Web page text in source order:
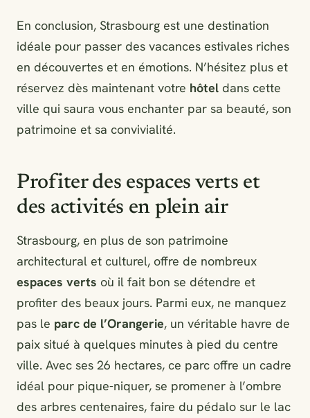
En conclusion, Strasbourg est une destination
idéale pour passer des vacances estivales riches
en découvertes et en émotions. N’hésitez plus et
réservez dès maintenant votre hôtel dans cette
ville qui saura vous enchanter par sa beauté, son
patrimoine et sa convivialité.
Profiter des espaces verts et
des activités en plein air
Strasbourg, en plus de son patrimoine
architectural et culturel, offre de nombreux
espaces verts où il fait bon se détendre et
profiter des beaux jours. Parmi eux, ne manquez
pas le parc de l’Orangerie, un véritable havre de
paix situé à quelques minutes à pied du centre
ville. Avec ses 26 hectares, ce parc offre un cadre
idéal pour pique-niquer, se promener à l’ombre
des arbres centenaires, faire du pédalo sur le lac